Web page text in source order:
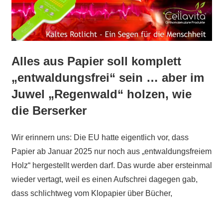
Alles aus Papier soll komplett
„entwaldungsfrei“ sein … aber im
Juwel „Regenwald“ holzen, wie
die Berserker
Wir erinnern uns: Die EU hatte eigentlich vor, dass
Papier ab Januar 2025 nur noch aus „entwaldungsfreiem
Holz“ hergestellt werden darf. Das wurde aber ersteinmal
wieder vertagt, weil es einen Aufschrei dagegen gab,
dass schlichtweg vom Klopapier über Bücher,